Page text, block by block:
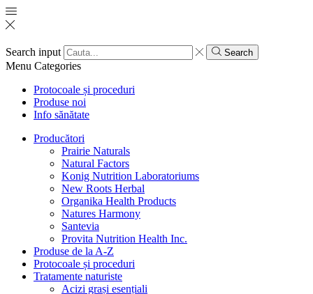
Search input Search
Menu Categories
Protocoale și proceduri
Produse noi
Info sănătate
Producători
Prairie Naturals
Natural Factors
Konig Nutrition Laboratoriums
New Roots Herbal
Organika Health Products
Natures Harmony
Santevia
Provita Nutrition Health Inc.
Produse de la A-Z
Protocoale și proceduri
Tratamente naturiste
Acizi grași esențiali